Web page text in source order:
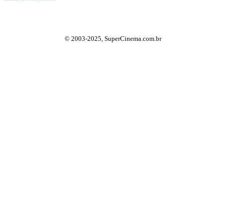
© 2003-2025, SuperCinema.com.br